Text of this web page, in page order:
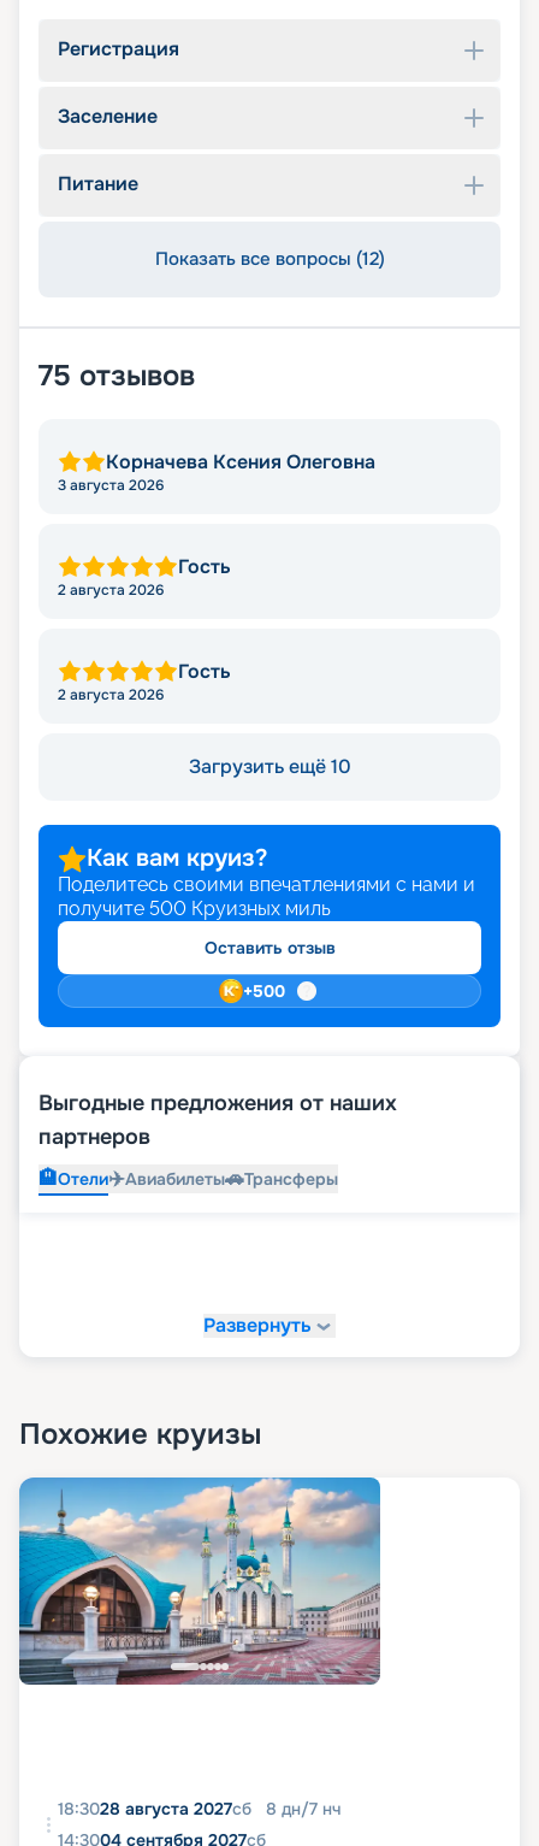
Регистрация
Заселение
Питание
Показать все вопросы (12)
75 отзывов
Корначева Ксения Олеговна
3 августа 2026
Гость
2 августа 2026
Гость
2 августа 2026
Загрузить ещё 10
Как вам круиз?
Поделитесь своими впечатлениями с нами и
получите 500 Круизных миль
Оставить отзыв
+500
Выгодные предложения от наших
партнеров
🏨Отели✈️Авиабилеты🚗Трансферы
Развернуть
Похожие круизы
18:3028 августа 2027сб 8 дн/7 нч
14:3004 сентября 2027сб